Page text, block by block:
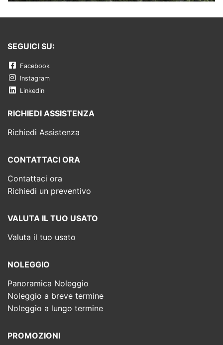
SEGUICI SU:
Facebook
Instagram
Linkedin
RICHIEDI ASSISTENZA
Richiedi Assistenza
CONTATTACI ORA
Contattaci ora
Richiedi un preventivo
VALUTA IL TUO USATO
Valuta il tuo usato
NOLEGGIO
Panoramica Noleggio
Noleggio a breve termine
Noleggio a lungo termine
PROMOZIONI